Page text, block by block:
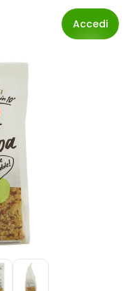
Accedi